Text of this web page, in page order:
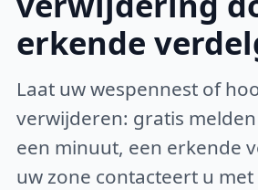
erkende
Laat uw wespennest of
verwijderen: gratis
een minuut, een erkende
uw zone contacteert u